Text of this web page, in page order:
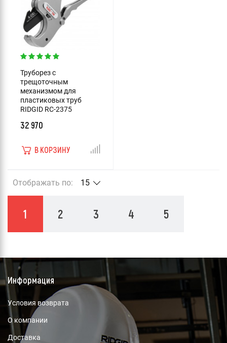
Труборез с
трещоточным
механизмом для
пластиковых труб
RIDGID RC-2375
32 970
В КОРЗИНУ
1 2 3 4 5
Отображать по: 15
Информация
Условия возврата
О компании
Доставка